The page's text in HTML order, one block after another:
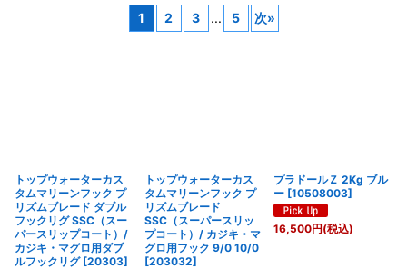
1 2 3 ... 5 次»
トップウォーターカス
タムマリーンフック プ
リズムブレード ダブル
フックリグ SSC（スー
パースリップコート）/
カジキ・マグロ用ダブ
ルフックリグ [20303]
トップウォーターカス
タムマリーンフック プ
リズムブレード
SSC（スーパースリッ
プコート）/ カジキ・マ
グロ用フック 9/0 10/0
[203032]
プラドールＺ 2Kg ブル
ー [10508003]
16,500円(税込)